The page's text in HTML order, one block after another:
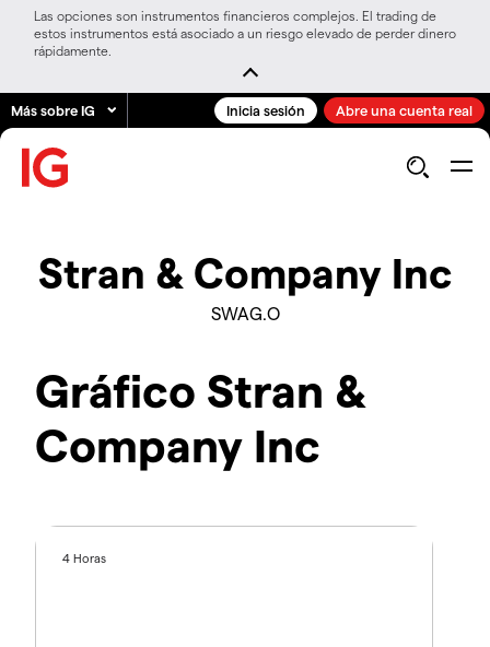
Las opciones son instrumentos financieros complejos. El trading de
estos instrumentos está asociado a un riesgo elevado de perder dinero
rápidamente.
Más sobre IG Inicia sesión Abre una cuenta real
Stran & Company Inc
SWAG.O
Gráfico Stran &
Company Inc
4 Horas